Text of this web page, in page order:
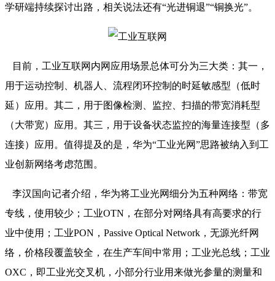
学研端持续探讨出路，相关说法还有“光进铜退”“铜换光”。
目前，工业互联网内网应用场景总体可分为三大类：其一，
用于运动控制、机器人、流程闭环控制的时延敏感型（低时
延）应用。其二，用于图像检测、监控、扫描的带宽消耗型
（大带宽）应用。其三，用于设备状态监控的海量连接型（多
连接）应用。值得提及的是，华为“工业光网”思路被纳入到工
业创新网络考虑范围。
李汉国向记者介绍，华为将工业光网细分为五种网络：带宽
专线，使用较少；工业OTN，在部分对网络具有高要求的行
业中使用；工业PON，Passive Optical Network，无源光纤网
络，价格段覆盖较全，在生产车间中常用；工业光总线；工业
OXC，即工业光交叉机，小部分行业用来做光参量的测量和